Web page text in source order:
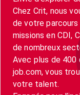
Chez Crit, nous
de votre
missions en CDI,
de nombreux
Avec plus de 400
job.com, vous
votre talent.